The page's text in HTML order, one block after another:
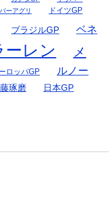
ーアグリ ドイツGP
ブラジルGP
ベネ
ーレン
メ
ロッパGP ルノー
琢磨 日本GP